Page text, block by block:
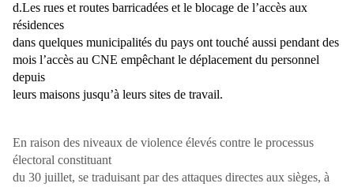
d.Les rues et routes barricadées et le blocage de l’accès aux
résidences
dans quelques municipalités du pays ont touché aussi pendant des
mois l’accès au CNE empêchant le déplacement du personnel
depuis
leurs maisons jusqu’à leurs sites de travail.
En raison des niveaux de violence élevés contre le processus
électoral constituant
du 30 juillet, se traduisant par des attaques directes aux sièges, à